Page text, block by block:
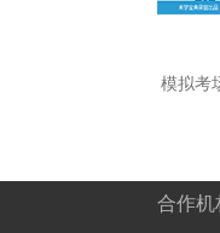
模拟考
合作机